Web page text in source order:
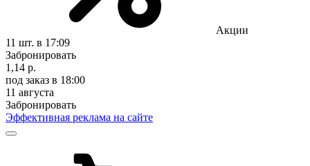
Акции
11 шт. в 17:09
Забронировать
1,14 р.
под заказ в 18:00
11 августа
Забронировать
Эффективная реклама на сайте